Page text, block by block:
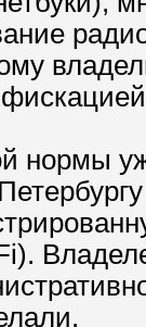
нормы